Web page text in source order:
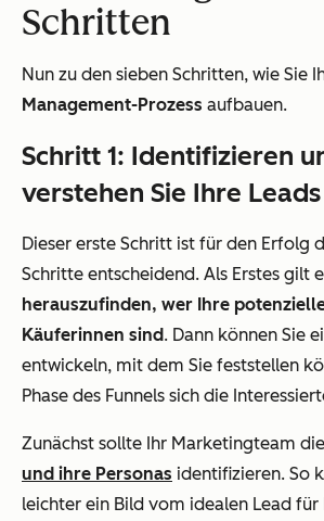
Schritten
Nun zu den sieben Schritten, wie Sie
Management-Prozess aufbauen.
Schritt 1: Identifizieren
verstehen Sie Ihre Leads
Dieser erste Schritt ist für den Erfolg
Schritte entscheidend. Als Erstes gilt
herauszufinden, wer Ihre
Käuferinnen sind. Dann können Sie
entwickeln, mit dem Sie feststellen
Phase des Funnels sich die
Zunächst sollte Ihr Marketingteam die
und ihre Personas identifizieren. So
leichter ein Bild vom idealen Lead für